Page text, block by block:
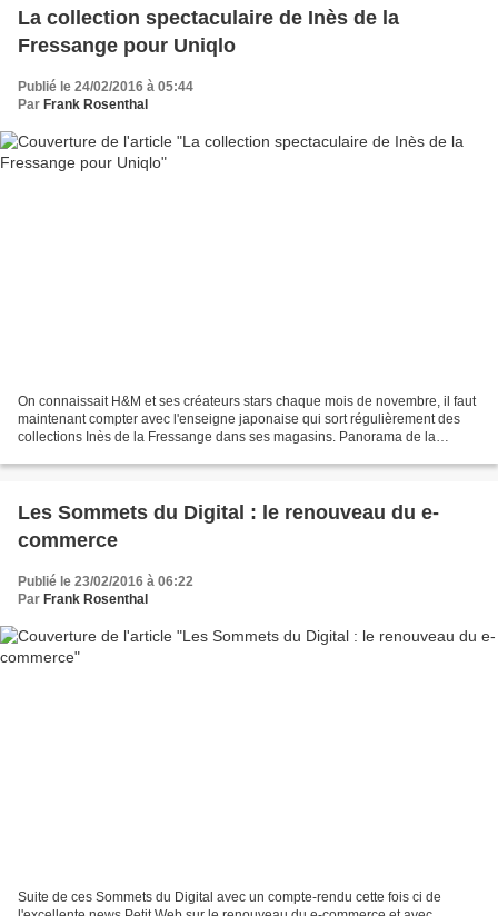
La collection spectaculaire de Inès de la
Fressange pour Uniqlo
Publié le 24/02/2016 à 05:44
Par Frank Rosenthal
On connaissait H&M et ses créateurs stars chaque mois de novembre, il faut
maintenant compter avec l'enseigne japonaise qui sort régulièrement des
collections Inès de la Fressange dans ses magasins. Panorama de la
Les Sommets du Digital : le renouveau du e-
commerce
Publié le 23/02/2016 à 06:22
Par Frank Rosenthal
Suite de ces Sommets du Digital avec un compte-rendu cette fois ci de